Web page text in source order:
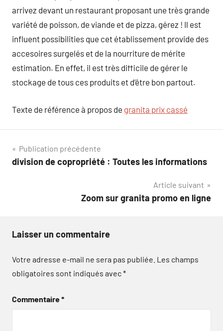
arrivez devant un restaurant proposant une très grande
variété de poisson, de viande et de pizza, gérez ! Il est
influent possibilities que cet établissement provide des
accesoires surgelés et de la nourriture de mérite
estimation. En effet, il est très difficile de gérer le
stockage de tous ces produits et d’être bon partout.
Texte de référence à propos de granita prix cassé
Navigation
de
Publication précédente
division de copropriété : Toutes les informations
Article suivant
Zoom sur granita promo en ligne
Laisser un commentaire
Votre adresse e-mail ne sera pas publiée. Les champs
obligatoires sont indiqués avec*
Commentaire*